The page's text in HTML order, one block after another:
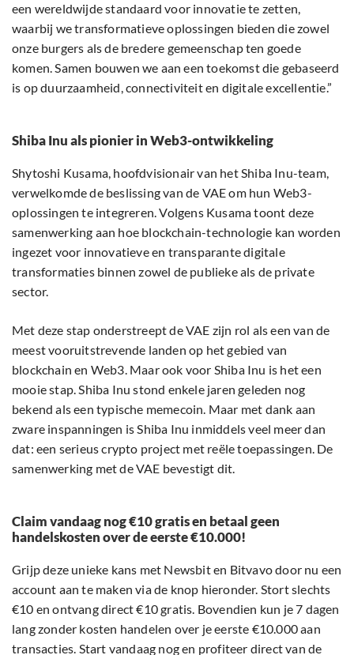
een wereldwijde standaard voor innovatie te zetten,
waarbij we transformatieve oplossingen bieden die zowel
onze burgers als de bredere gemeenschap ten goede
komen. Samen bouwen we aan een toekomst die gebaseerd
is op duurzaamheid, connectiviteit en digitale excellentie.”
Shiba Inu als pionier in Web3-ontwikkeling
Shytoshi Kusama, hoofdvisionair van het Shiba Inu-team,
verwelkomde de beslissing van de VAE om hun Web3-
oplossingen te integreren. Volgens Kusama toont deze
samenwerking aan hoe blockchain-technologie kan worden
ingezet voor innovatieve en transparante digitale
transformaties binnen zowel de publieke als de private
sector.
Met deze stap onderstreept de VAE zijn rol als een van de
meest vooruitstrevende landen op het gebied van
blockchain en Web3. Maar ook voor Shiba Inu is het een
mooie stap. Shiba Inu stond enkele jaren geleden nog
bekend als een typische memecoin. Maar met dank aan
zware inspanningen is Shiba Inu inmiddels veel meer dan
dat: een serieus crypto project met reële toepassingen. De
samenwerking met de VAE bevestigt dit.
Claim vandaag nog €10 gratis en betaal geen
handelskosten over de eerste €10.000!
Grijp deze unieke kans met Newsbit en Bitvavo door nu een
account aan te maken via de knop hieronder. Stort slechts
€10 en ontvang direct €10 gratis. Bovendien kun je 7 dagen
lang zonder kosten handelen over je eerste €10.000 aan
transacties. Start vandaag nog en profiteer direct van de